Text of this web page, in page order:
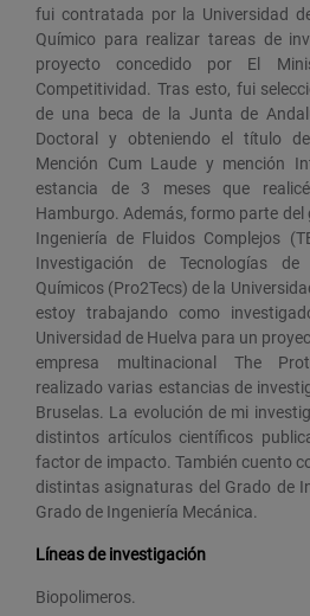
fui contratada por la Universidad
Químico para realizar tareas de
proyecto concedido por El
Competitividad. Tras esto, fui
de una beca de la Junta de
Doctoral y obteniendo el título
Mención Cum Laude y mención
estancia de 3 meses que
Hamburgo. Además, formo parte
Ingeniería de Fluidos Complejos
Investigación de Tecnologías
Químicos (Pro2Tecs) de la
estoy trabajando como
Universidad de Huelva para un
empresa multinacional The
realizado varias estancias de
Bruselas. La evolución de mi
distintos artículos científicos
factor de impacto. También cuento
distintas asignaturas del Grado de
Grado de Ingeniería Mecánica.
Líneas de investigación
Biopolimeros.